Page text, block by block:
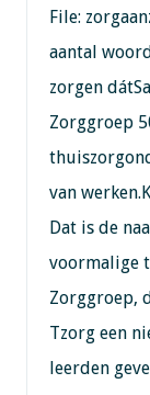
File:
aantal
zorgen
Zorggroep
van
Dat is de
voormalige
Zorggroep,
Tzorg een
leerden